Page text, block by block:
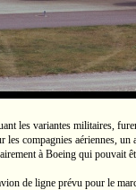
les variantes militaires,
les compagnies aériennes, un
à Boeing qui pouvait
de ligne prévu pour le